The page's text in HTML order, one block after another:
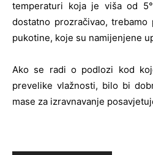
temperaturi koja je viša od
dostatno prozračivao,
pukotine, koje su namijenjene
Ako se radi o podlozi kod
prevelike vlažnosti, bilo bi
mase za izravnavanje